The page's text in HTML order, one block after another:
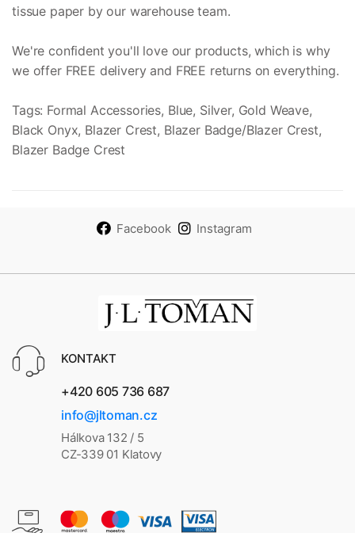
tissue paper by our warehouse team.
We're confident you'll love our products, which is why
we offer FREE delivery and FREE returns on everything.
Tags: Formal Accessories, Blue, Silver, Gold Weave,
Black Onyx, Blazer Crest, Blazer Badge/Blazer Crest,
Blazer Badge Crest
Facebook Instagram
KONTAKT
+420 605 736 687
info@jltoman.cz
Hálkova 132 / 5
CZ-339 01 Klatovy